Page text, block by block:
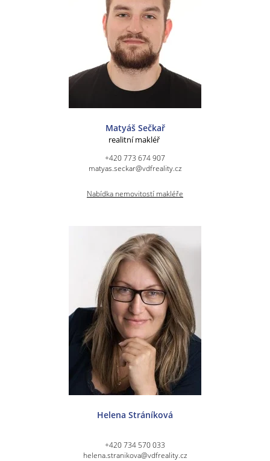
Matyáš Sečkař
realitní makléř
+420 773 674 907
matyas.seckar@vdfreality.cz
Nabídka nemovitostí makléře
Helena Stráníková
+420 734 570 033
helena.stranikova@vdfreality.cz